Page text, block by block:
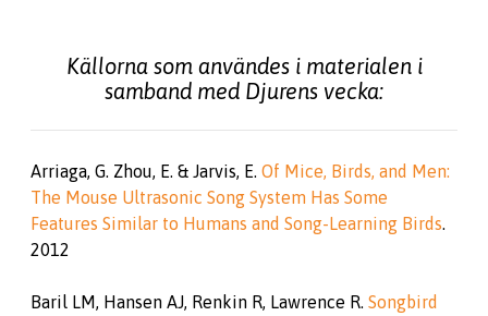
Källorna som användes i materialen i
samband med Djurens vecka:
Arriaga, G. Zhou, E. & Jarvis, E. Of Mice, Birds, and Men:
The Mouse Ultrasonic Song System Has Some
Features Similar to Humans and Song-Learning Birds.
2012
Baril LM, Hansen AJ, Renkin R, Lawrence R. Songbird